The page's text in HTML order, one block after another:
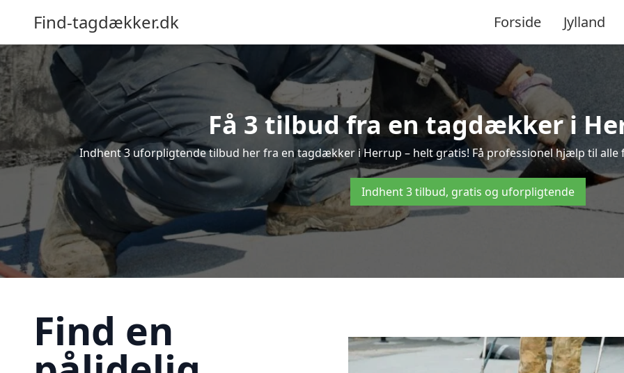
Find-tagdækker.dk Forside Jylland
Få 3 tilbud fra en tagdækker i
Indhent 3 uforpligtende tilbud her fra en tagdækker i Herrup – helt gratis! Få professionel hjælp til
Indhent 3 tilbud, gratis og uforpligtende
Find en